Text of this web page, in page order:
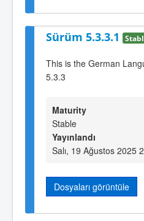
Sürüm 5.3.3.1
This is the German
5.3.3
Maturity
Stable
Yayınlandı
Salı, 19 Ağustos 2025
Dosyaları görüntüle